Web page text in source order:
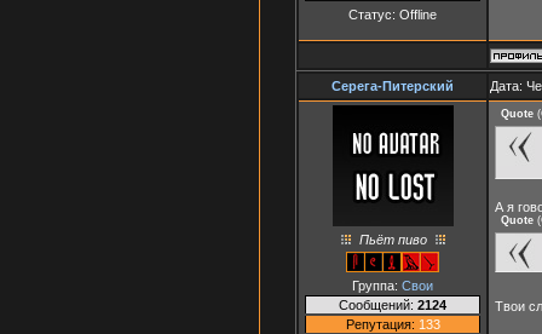
Статус: Offline
Серега-Питерский Дата:
Пьёт пиво
Группа: Свои
Сообщений: 2124
Репутация: 133
Quote (
А я
Quote (
Твои